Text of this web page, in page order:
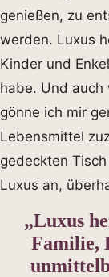
genießen, zu
werden. Luxus
Kinder und
habe. Und auch
gönne ich mir
Lebensmittel
gedeckten
Luxus an,
„Luxus
Familie,